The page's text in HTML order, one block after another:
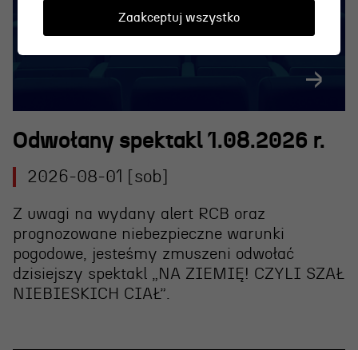
Odwołany spektakl 1.08.2026 r.
2026-08-01 [sob]
Z uwagi na wydany alert RCB oraz
prognozowane niebezpieczne warunki
pogodowe, jesteśmy zmuszeni odwołać
dzisiejszy spektakl „NA ZIEMIĘ! CZYLI SZAŁ
NIEBIESKICH CIAŁ”.
Zaakceptuj wszystko